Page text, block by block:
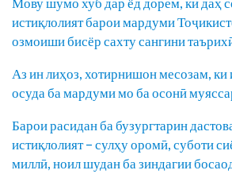
истиқлолият барои мардуми
озмоиши бисёр сахту сангини
Аз ин лиҳоз, хотирнишон месозам,
осуда ба мардуми мо ба осонӣ
Барои расидан ба бузургтарин
истиқлолият – сулҳу оромӣ, суботи
миллӣ, ноил шудан ба зиндагии